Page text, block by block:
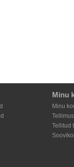
Minu
Minu
Tellitud